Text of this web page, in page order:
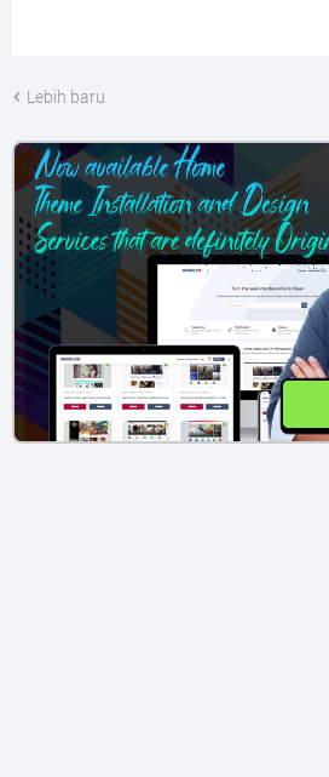
Lebih baru